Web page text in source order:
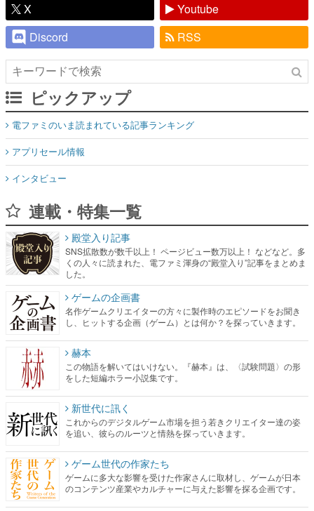
X
Youtube
Discord
RSS
ピックアップ
電ファミのいま読まれている記事ランキング
アプリセール情報
インタビュー
連載・特集一覧
殿堂入り記事
SNS拡散数が数千以上！ ページビュー数万以上！ などなど。多
くの人々に読まれた、電ファミ渾身の“殿堂入り”記事をまとめま
した。
ゲームの企画書
名作ゲームクリエイターの方々に製作時のエピソードをお聞き
し、ヒットする企画（ゲーム）とは何か？を探っていきます。
赫本
この物語を解いてはいけない。『赫本』は、〈試験問題〉の形
をした短編ホラー小説集です。
新世代に訊く
これからのデジタルゲーム市場を担う若きクリエイター達の姿
を追い、彼らのルーツと情熱を探っていきます。
ゲーム世代の作家たち
ゲームに多大な影響を受けた作家さんに取材し、ゲームが日本
のコンテンツ産業やカルチャーに与えた影響を探る企画です。